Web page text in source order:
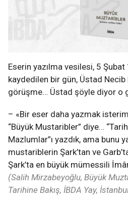
Eserin yazılma vesilesi, 5
kaydedilen bir gün, Üstad Necib
görüşme… Üstad şöyle diyor o
– «Bir eser daha yazmak
“Büyük Mustaribler” diye…
Mazlumlar”ı yazdık, ama bunu
mustariblerin Şark’tan ve
Şark’ta en büyük mümessili
(Salih Mirzabeyoğlu, Büyük
Tarihine Bakış, İBDA Yay,